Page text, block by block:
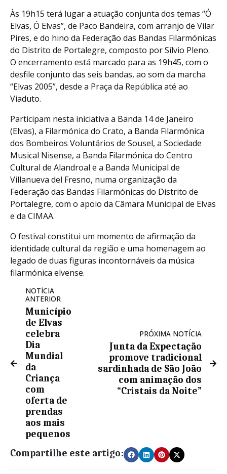
Às 19h15 terá lugar a atuação conjunta dos temas “Ó
Elvas, Ó Elvas”, de Paco Bandeira, com arranjo de Vilar
Pires, e do hino da Federação das Bandas Filarmónicas
do Distrito de Portalegre, composto por Sílvio Pleno.
O encerramento está marcado para as 19h45, com o
desfile conjunto das seis bandas, ao som da marcha
“Elvas 2005”, desde a Praça da República até ao
Viaduto.
Participam nesta iniciativa a Banda 14 de Janeiro
(Elvas), a Filarmónica do Crato, a Banda Filarmónica
dos Bombeiros Voluntários de Sousel, a Sociedade
Musical Nisense, a Banda Filarmónica do Centro
Cultural de Alandroal e a Banda Municipal de
Villanueva del Fresno, numa organização da
Federação das Bandas Filarmónicas do Distrito de
Portalegre, com o apoio da Câmara Municipal de Elvas
e da CIMAA.
O festival constitui um momento de afirmação da
identidade cultural da região e uma homenagem ao
legado de duas figuras incontornáveis da música
filarmónica elvense.
NOTÍCIA
ANTERIOR
Município
de Elvas
celebra
Dia
Mundial
da
Criança
com
oferta de
prendas
aos mais
pequenos
PRÓXIMA NOTÍCIA
Junta da Expectação
promove tradicional
sardinhada de São João
com animação dos
“Cristais da Noite”
Compartilhe este artigo: